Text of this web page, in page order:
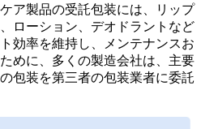
ア製品の受託包装には、リップ
ローション、デオドラントなど
効率を維持し、メンテナンスお
めに、多くの製造会社は、主要
包装を第三者の包装業者に委託